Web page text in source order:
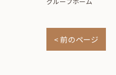
< 前のページ